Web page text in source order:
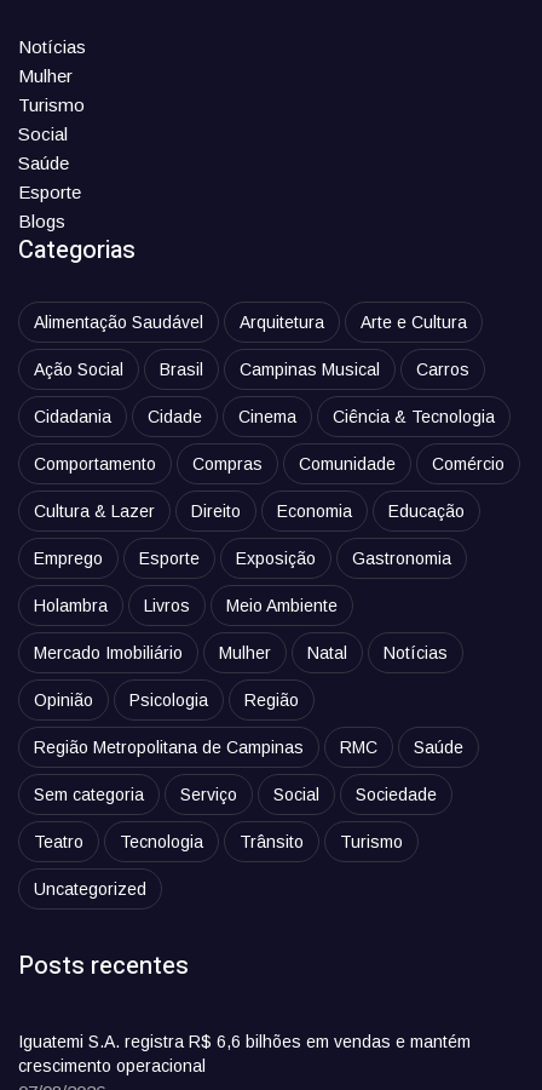
Notícias
Mulher
Turismo
Social
Saúde
Esporte
Blogs
Categorias
Alimentação Saudável Arquitetura Arte e Cultura
Ação Social Brasil Campinas Musical Carros
Cidadania Cidade Cinema Ciência & Tecnologia
Comportamento Compras Comunidade Comércio
Cultura & Lazer Direito Economia Educação
Emprego Esporte Exposição Gastronomia
Holambra Livros Meio Ambiente
Mercado Imobiliário Mulher Natal Notícias
Opinião Psicologia Região
Região Metropolitana de Campinas RMC Saúde
Sem categoria Serviço Social Sociedade
Teatro Tecnologia Trânsito Turismo
Uncategorized
Posts recentes
Iguatemi S.A. registra R$ 6,6 bilhões em vendas e mantém
crescimento operacional